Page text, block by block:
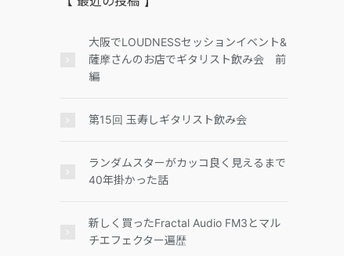
大阪でLOUDNESSセッションイベント&
薩摩さんのお店でギタリスト飲み会 前
編
第15回 玉寿しギタリスト飲み会
ランダムスターがカッコ良く見えるまで
40年掛かった話
新しく買ったFractal Audio FM3とマル
チエフェクター遍歴